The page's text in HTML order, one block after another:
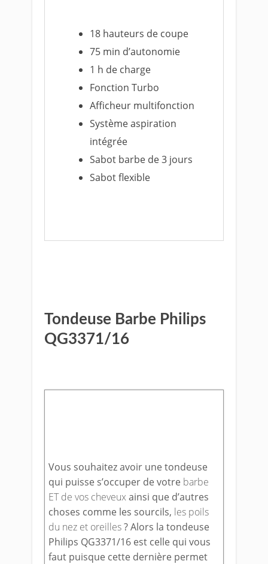
18 hauteurs de coupe
75 min d’autonomie
1 h de charge
Fonction Turbo
Afficheur multifonction
Système aspiration
intégrée
Sabot barbe de 3 jours
Sabot flexible
Tondeuse Barbe Philips
QG3371/16
Vous souhaitez avoir une tondeuse
qui puisse s’occuper de votre barbe
ET de vos cheveuxainsi que d’autres
choses comme les sourcils, les poils
du nez et oreilles? Alors la tondeuse
Philips QG3371/16 est celle qui vous
faut puisque cette dernière permet